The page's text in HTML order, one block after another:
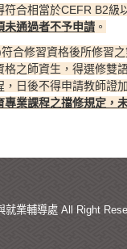
符合相當於CEFR B2級
未通過者不予申請 。
合修習資格後所修習
格之師資生，得選修雙
，日後不得申請教師證
專業課程之擋修規定，
就業輔導處 All Right